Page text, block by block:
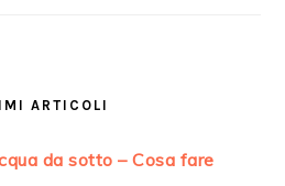
ARTICOLI
da sotto​ – Cosa fare